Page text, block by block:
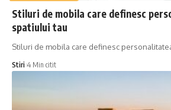
Stiluri de mobila care definesc
spatiului tau
Stiluri de mobila care definesc
Stiri 4 Min citit